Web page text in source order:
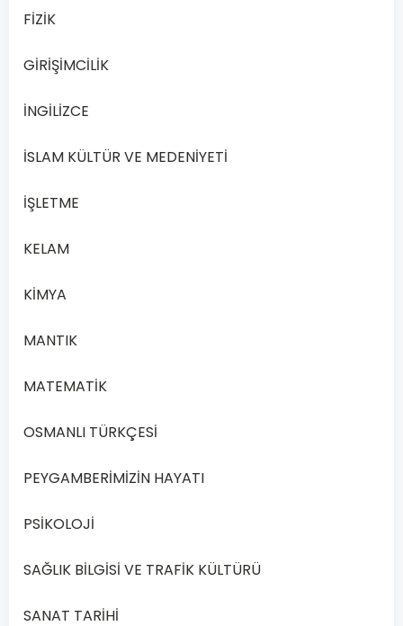
(AÖL)
Tarihi…
Devamını
FİZİK
GİRİŞİMCİLİK
İNGİLİZCE
İSLAM KÜLTÜR VE MEDENİYETİ
İŞLETME
KELAM
KİMYA
MANTIK
MATEMATİK
OSMANLI TÜRKÇESİ
PEYGAMBERİMİZİN HAYATI
PSİKOLOJİ
SAĞLIK BİLGİSİ VE TRAFİK KÜLTÜRÜ
SANAT TARİHİ